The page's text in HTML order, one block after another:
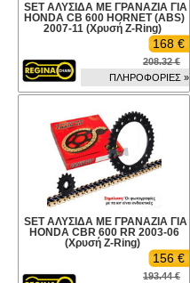
SET ΑΛΥΣΙΔΑ ΜΕ ΓΡΑΝΑΖΙΑ ΓΙΑ
HONDA CB 600 HORNET (ABS)
2007-11 (Χρυσή Z-Ring)
168 €
208.32 €
ΠΛΗΡΟΦΟΡΙΕΣ »
SET ΑΛΥΣΙΔΑ ΜΕ ΓΡΑΝΑΖΙΑ ΓΙΑ
HONDA CBR 600 RR 2003-06
(Χρυσή Z-Ring)
156 €
193.44 €